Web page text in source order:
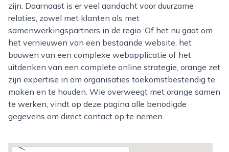
zijn. Daarnaast is er veel aandacht voor duurzame
relaties, zowel met klanten als met
samenwerkingspartners in de regio. Of het nu gaat om
het vernieuwen van een bestaande website, het
bouwen van een complexe webapplicatie of het
uitdenken van een complete online strategie, orange zet
zijn expertise in om organisaties toekomstbestendig te
maken en te houden. Wie overweegt met orange samen
te werken, vindt op deze pagina alle benodigde
gegevens om direct contact op te nemen.